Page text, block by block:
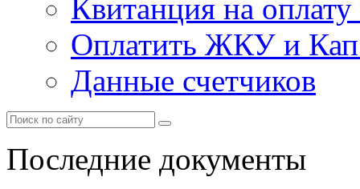
Квитанция на
Оплатить ЖКУ и
Данные счетчиков
Последние документы